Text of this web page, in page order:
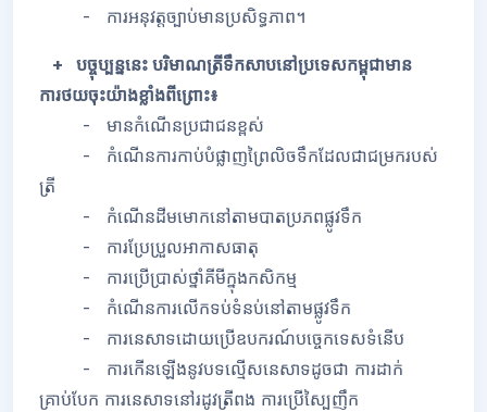
- ការអនុវត្តច្បាប់មានប្រសិទ្ធភាព។
+ បច្ចុប្បន្ននេះ បរិមាណត្រីទឹកសាបនៅប្រទេសកម្ពុជាមាន
ការថយចុះយ៉ាងខ្លាំងពីព្រោះ៖
- មានកំណើនប្រជាជនខ្ពស់
- កំណើនការកាប់បំផ្លាញព្រៃលិចទឹកដែលជាជម្រករបស់
ត្រី
- កំណើនដីមមោកនៅតាមបាតប្រភពផ្លូវទឹក
- ការប្រែប្រួលអាកាសធាតុ
- ការប្រើប្រាស់ថ្នាំគីមីក្នុងកសិកម្ម
- កំណើនការលើកទប់ទំនប់នៅតាមផ្លូវទឹក
- ការនេសាទដោយប្រើឧបករណ៍បច្ចេកទេសទំនើប
- ការកើនឡើងនូវបទល្មើសនេសាទដូចជា ការដាក់
គ្រាប់បែក ការនេសាទនៅរដូវត្រីពង ការប្រើស្បៃញឹក